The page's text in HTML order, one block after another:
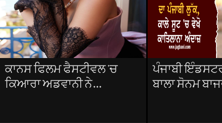
ਕਾਨਸ ਫਿਲਮ ਫੈਸਟੀਵਲ 'ਚ
ਕਿਆਰਾ ਅਡਵਾਨੀ ਨੇ...
ਪੰਜਾਬੀ
ਬਾਲਾ ਸੋਨਮ